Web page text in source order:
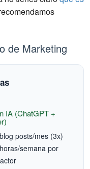
de Marketing
IA (ChatGPT +
posts/mes (3x)
semana por